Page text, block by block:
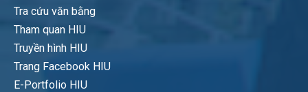
Tra cứu văn bằng
Tham quan HIU
Truyền hình HIU
Trang Facebook HIU
E-Portfolio HIU